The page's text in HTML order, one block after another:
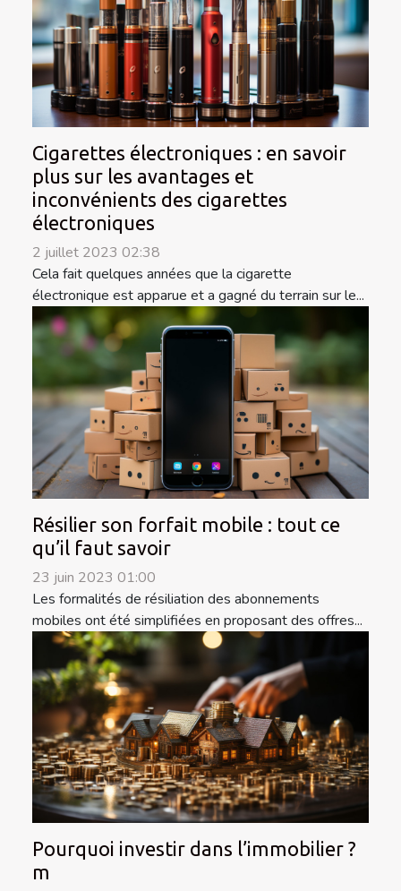
Cigarettes électroniques : en savoir
plus sur les avantages et
inconvénients des cigarettes
électroniques
2 juillet 2023 02:38
Cela fait quelques années que la cigarette
électronique est apparue et a gagné du terrain sur le...
Résilier son forfait mobile : tout ce
qu’il faut savoir
23 juin 2023 01:00
Les formalités de résiliation des abonnements
mobiles ont été simplifiées en proposant des offres...
Pourquoi investir dans l’immobilier ?
m